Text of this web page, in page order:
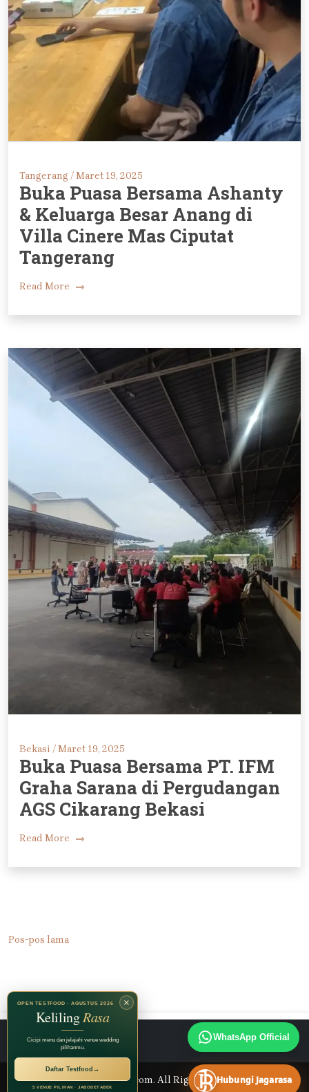
Tangerang /Maret 19, 2025
Buka Puasa Bersama Ashanty
& Keluarga Besar Anang di
Villa Cinere Mas Ciputat
Tangerang
Read More
Bekasi /Maret 19, 2025
Buka Puasa Bersama PT. IFM
Graha Sarana di Pergudangan
AGS Cikarang Bekasi
Read More
Navigasi
Pos-pos lama
Instagram
TikTok
Facebook
×
OPEN TESTFOOD · AGUSTUS 2026
KelilingRasa
Cicipi menu dan jelajahi venue wedding
pilihanmu.
Daftar Testfood →
5 VENUE PILIHAN · JABODETABEK
© 2026 Jagarasa.com. All Rights Reserved.
WhatsApp Official
Hubungi Jagarasa